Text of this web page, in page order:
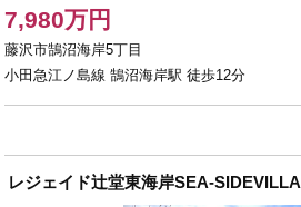
7,980万円
藤沢市鵠沼海岸5丁目
小田急江ノ島線 鵠沼海岸駅 徒歩12分
レジェイド辻堂東海岸SEA-SIDEVILLA